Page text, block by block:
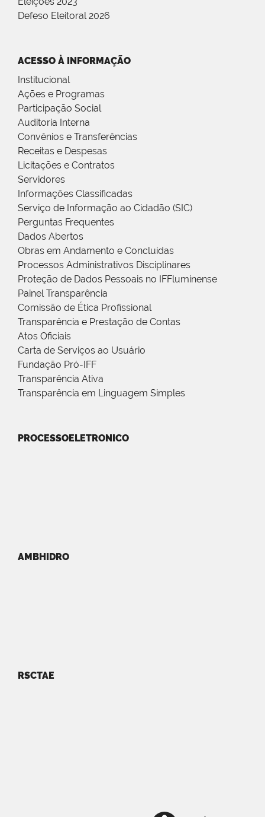
Defeso Eleitoral 2026
ACESSO À INFORMAÇÃO
Institucional
Ações e Programas
Participação Social
Auditoria Interna
Convênios e Transferências
Receitas e Despesas
Licitações e Contratos
Servidores
Informações Classificadas
Serviço de Informação ao Cidadão (SIC)
Perguntas Frequentes
Dados Abertos
Obras em Andamento e Concluídas
Processos Administrativos Disciplinares
Proteção de Dados Pessoais no IFFluminense
Painel Transparência
Comissão de Ética Profissional
Transparência e Prestação de Contas
Atos Oficiais
Carta de Serviços ao Usuário
Fundação Pró-IFF
Transparência Ativa
Transparência em Linguagem Simples
PROCESSOELETRONICO
AMBHIDRO
RSCTAE